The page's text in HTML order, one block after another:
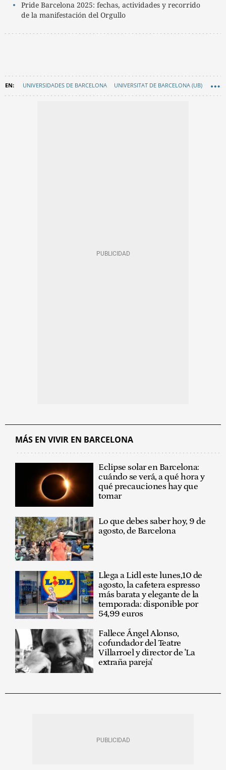
Pride Barcelona 2025: fechas, actividades y recorrido
de la manifestación del Orgullo
UNIVERSIDADES DE BARCELONA UNIVERSITAT DE BARCELONA (UB)
MÁS EN VIVIR EN BARCELONA
Eclipse solar en Barcelona:
cuándo se verá, a qué hora y
qué precauciones hay que
tomar
Lo que debes saber hoy, 9 de
agosto, de Barcelona
Llega a Lidl este lunes,10 de
agosto, la cafetera espresso
más barata y elegante de la
temporada: disponible por
54,99 euros
Fallece Ángel Alonso,
cofundador del Teatre
Villarroel y director de 'La
extraña pareja'